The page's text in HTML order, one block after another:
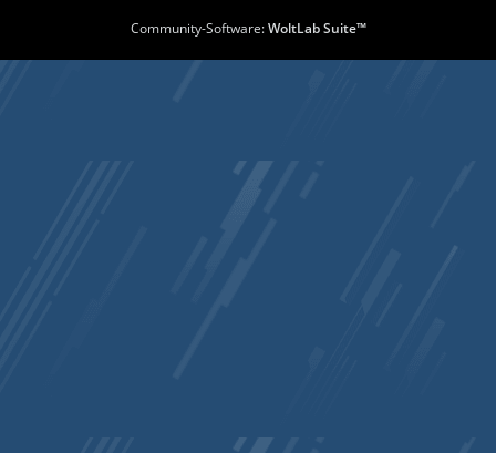
Community-Software:WoltLab Suite™